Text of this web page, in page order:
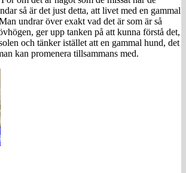
så är det just detta, att livet med en gammal
undrar över exakt vad det är som är så
ger upp tanken på att kunna förstå det,
och tänker istället att en gammal hund, det
kan promenera tillsammans med.